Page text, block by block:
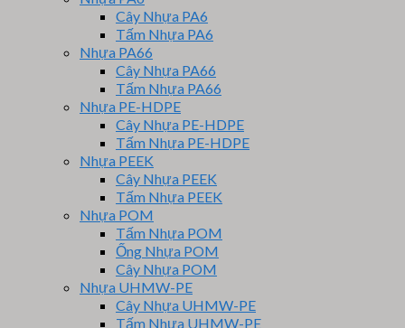
Cây Nhựa PA6
Tấm Nhựa PA6
Nhựa PA66
Cây Nhựa PA66
Tấm Nhựa PA66
Nhựa PE-HDPE
Cây Nhựa PE-HDPE
Tấm Nhựa PE-HDPE
Nhựa PEEK
Cây Nhựa PEEK
Tấm Nhựa PEEK
Nhựa POM
Tấm Nhựa POM
Ống Nhựa POM
Cây Nhựa POM
Nhựa UHMW-PE
Cây Nhựa UHMW-PE
Tấm Nhựa UHMW-PE